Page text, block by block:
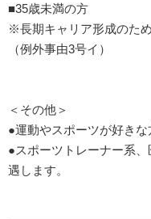
■35歳未満の方
※長期キャリア形成のた
（例外事由3号イ）
＜その他＞
●運動やスポーツが好きな
●スポーツトレーナー系
遇します。